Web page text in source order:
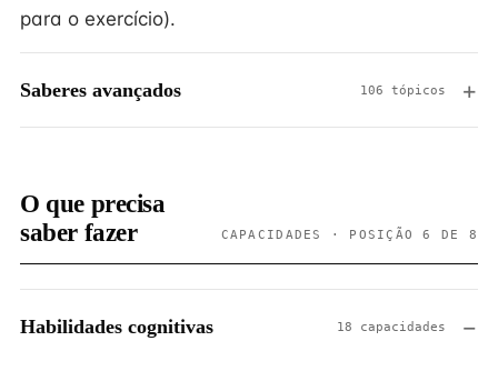
para o exercício).
Saberes avançados 106 tópicos
O que precisa
saber fazer
CAPACIDADES · POSIÇÃO 6 DE 8
Habilidades cognitivas 18 capacidades